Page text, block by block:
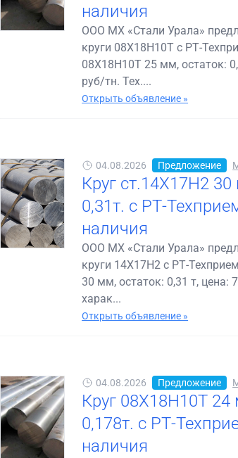
наличия
ООО МХ «Стали Урала»
круги 08Х18Н10Т с РТ-
08Х18Н10Т 25 мм, остаток:
руб/тн. Тех....
Открыть объявление »
04.08.2026 Предложение
Круг ст.14Х17Н2 30
0,31т. с РТ-
наличия
ООО МХ «Стали Урала»
круги 14Х17Н2 с РТ-
30 мм, остаток: 0,31 т, цена:
харак...
Открыть объявление »
04.08.2026 Предложение
Круг 08Х18Н10Т 24
0,178т. с РТ-
наличия